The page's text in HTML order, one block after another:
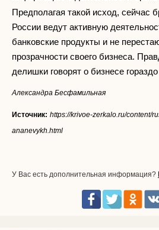
Предполагая такой исход, сейчас
России ведут активную
банковские продукты и не
прозрачности своего бизнеса.
делишки говорят о бизнесе
Александра Бесфамильная
Источник: https://krivoe-zerkalo.ru/content/
ananevykh.html
У Вас есть дополнительная информация?